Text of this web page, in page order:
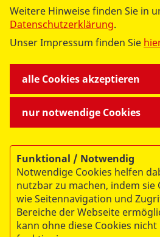
© 2026 ASB-Regionalverband
Impressum
Weitere Hinweise finden Sie in
Datenschutzerklärung.
Unser Impressum finden Sie
nur notwendige Cookies
alle Cookies akzeptieren
Funktional / Notwendig
Notwendige Cookies helfen
nutzbar zu machen, indem
wie Seitennavigation und
Bereiche der Webseite
kann ohne diese Cookies